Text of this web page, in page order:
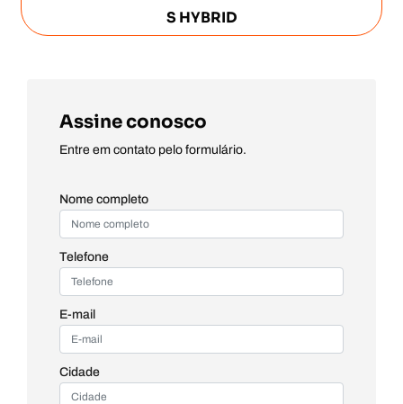
S HYBRID
Assine conosco
Entre em contato pelo formulário.
Nome completo
Telefone
E-mail
Cidade